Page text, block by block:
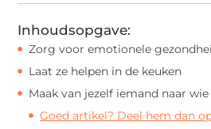
Inhoudsopgave:
Zorg voor emotionele
Laat ze helpen in de keuken
Maak van jezelf iemand naar
Goed artikel? Deel hem dan